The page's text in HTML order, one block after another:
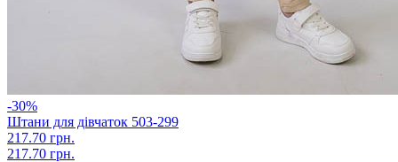
-30%
Штани для дівчаток 503-299
217.70 грн.
217.70 грн.